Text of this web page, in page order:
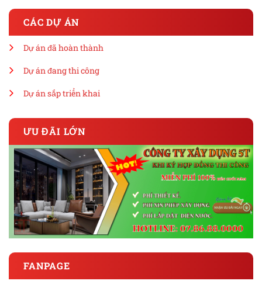
CÁC DỰ ÁN
Dự án đã hoàn thành
Dự án đang thi công
Dự án sắp triển khai
ƯU ĐÃI LỚN
FANPAGE